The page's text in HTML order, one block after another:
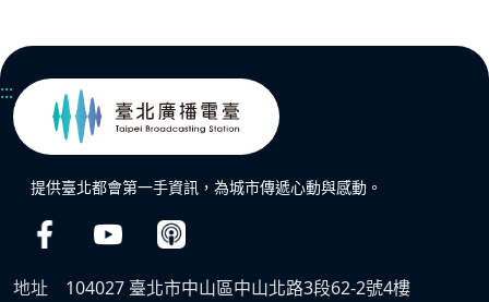
:::
提供臺北都會第一手資訊，為城市傳遞心動與感動。
地址
104027 臺北市中山區中山北路3段62-2號4樓